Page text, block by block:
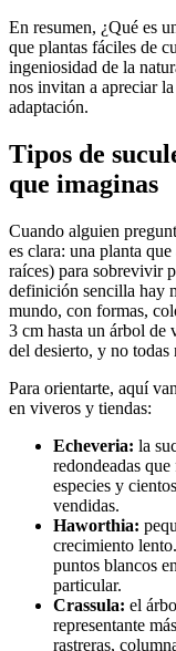
En resumen, ¿Qué es
que plantas fáciles de
ingeniosidad de la
nos invitan a apreciar
adaptación.
Tipos de
que imaginas
Cuando alguien
es clara: una planta
raíces) para sobrevivir
definición sencilla hay
mundo, con formas,
3 cm hasta un árbol de
del desierto, y no todas
Para orientarte, aquí
en viveros y tiendas:
Echeveria: la
redondeadas
especies y
vendidas.
Haworthia:
crecimiento
puntos blancos
particular.
Crassula: el
representante
rastreras,